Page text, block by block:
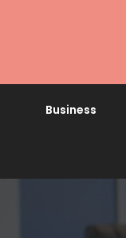
Business